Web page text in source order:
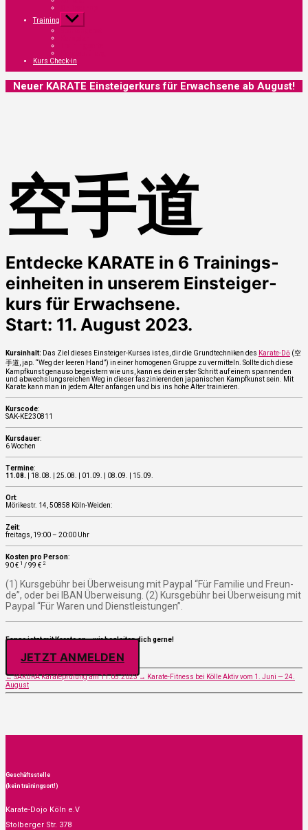
Trai­ning
Untermenü
anzeigen
Kurs Check-in
Neu­er KARATE Ein­stei­ger­kurs für Erwach­se­ne ab August!
空手道
Ent­de­cke KARATE in 6 Trai­nings­
ein­hei­ten in unse­rem Ein­stei­ger­
kurs für Erwach­se­ne.
Start: 11. August 2023.
Kurs­in­halt: Das Ziel die­ses Ein­stei­ger-Kur­ses ist es, dir die Grund­tech­ni­ken des Kara­te-Dō (空
手道, jap. “Weg der lee­ren Hand”) in einer homo­ge­nen Grup­pe zu ver­mit­teln. Soll­te dich die­se
Kampf­kunst genau­so begeis­tern wie uns, kann es dein ers­ter Schritt auf einem span­nen­den
und abwechs­lungs­rei­chen Weg in die­ser fas­zi­nie­ren­den japa­ni­schen Kampf­kunst sein. Mit
Kara­te kann man in jedem Alter anfan­gen und bis ins hohe Alter trai­nie­ren.
Kurs­code:
SAK-KE230811
Kurs­dau­er:
6 Wochen
Ter­mi­ne:
11.08. | 18.08. | 25.08. | 01.09. | 08.09. | 15.09.
Ort:
Möri­kestr. 14, 50858 Köln-Wei­den:
Zeit:
frei­tags, 19:00 – 20:00 Uhr
Kos­ten pro Per­son:
90 € 1 / 99 € 2
(1) Kurs­ge­bühr bei Über­wei­sung mit Pay­pal “Für Fami­lie und Freun­
de”, oder bei IBAN Über­wei­sung. (2) Kurs­ge­bühr bei Über­wei­sung mit
Pay­pal “Für Waren und Dienst­leis­tun­gen”.
Fan­ge jetzt mit Kara­te an – wir beglei­ten dich ger­ne!
JETZT ANMEL­DEN
←SAKURA Kara­te­prü­fung am 11.05.2023→ Kara­te-Fit­ness bei Köl­le Aktiv vom 1. Juni — 24.
August
Geschäftsstelle
(kein trainingsort!)
Karate-Dojo Köln e.V
Stolberger Str. 378